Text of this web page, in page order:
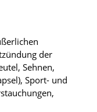
der
Sehnen,
Sport- und